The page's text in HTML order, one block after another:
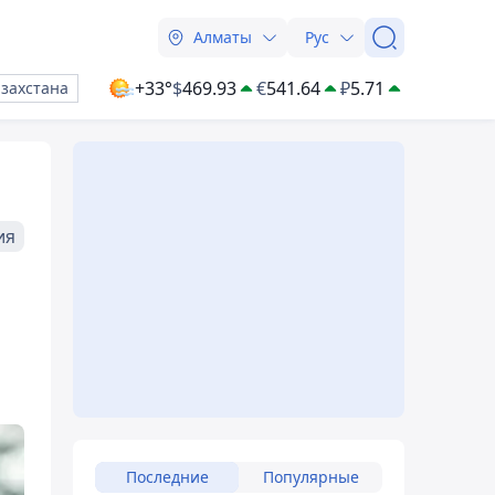
Алматы Рус
+33°$469.93 €541.64 ₽5.71
Последние Популярные